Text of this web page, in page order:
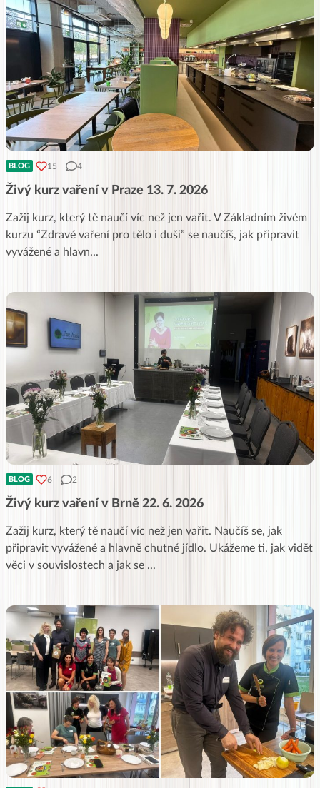
BLOG 15 4
Živý kurz vaření v Praze 13. 7. 2026
Zažij kurz, který tě naučí víc než jen vařit. V Základním živém
kurzu “Zdravé vaření pro tělo i duši” se naučíš, jak připravit
vyvážené a hlavn...
BLOG 6 2
Živý kurz vaření v Brně 22. 6. 2026
Zažij kurz, který tě naučí víc než jen vařit. Naučíš se, jak
připravit vyvážené a hlavně chutné jídlo. Ukážeme ti, jak vidět
věci v souvislostech a jak se ...